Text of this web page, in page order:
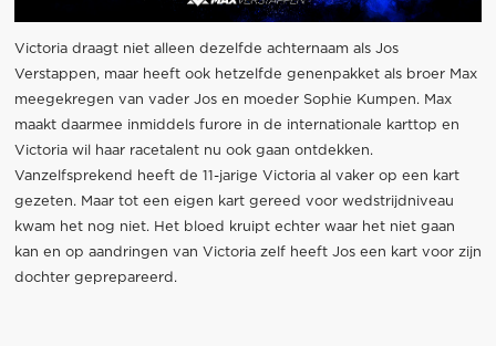
Victoria draagt niet alleen dezelfde achternaam als Jos
Verstappen, maar heeft ook hetzelfde genenpakket als broer Max
meegekregen van vader Jos en moeder Sophie Kumpen. Max
maakt daarmee inmiddels furore in de internationale karttop en
Victoria wil haar racetalent nu ook gaan ontdekken.
Vanzelfsprekend heeft de 11-jarige Victoria al vaker op een kart
gezeten. Maar tot een eigen kart gereed voor wedstrijdniveau
kwam het nog niet. Het bloed kruipt echter waar het niet gaan
kan en op aandringen van Victoria zelf heeft Jos een kart voor zijn
dochter geprepareerd.